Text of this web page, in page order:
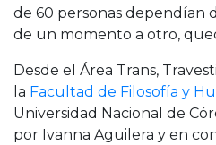
de 60 personas dependían
de un momento a otro,
Desde el Área Trans,
la Facultad de Filosofía y
Universidad Nacional de
por Ivanna Aguilera y en